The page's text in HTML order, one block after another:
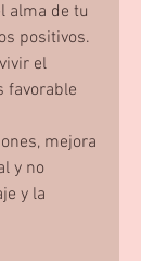
alma de tu
positivos.
el
favorable
mejora
y no
y la